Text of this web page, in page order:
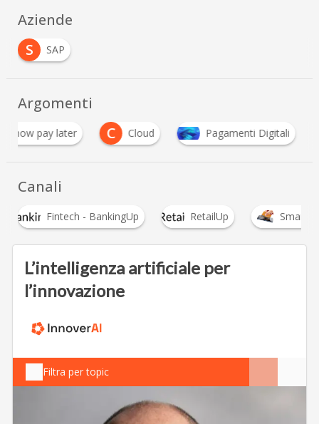
Aziende
S
SAP
Argomenti
now pay later C Cloud Pagamenti Digitali
Canali
- BankingUp RetailUp Smart Payment
L’intelligenza artificiale per
l’innovazione
Filtra per topic